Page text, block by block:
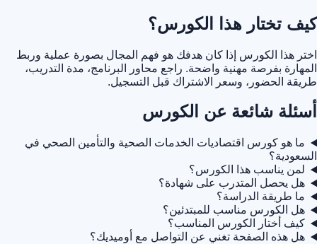
كيف تختار هذا الكورس؟
اختر هذا الكورس إذا كان هدفك هو فهم المجال بصورة عملية وربط
المهارة بفرصة مهنية واضحة. راجع محاور البرنامج، مدة التدريب،
طريقة الحضور، وسعر الاشتراك قبل التسجيل.
أسئلة شائعة عن الكورس
ما هو كورس اقتصاديات الخدمات الصحية والتأمين الصحي في
السعودية؟
لمن يناسب هذا الكورس؟
هل يحصل المتدرب على شهادة؟
ما طريقة الدراسة؟
هل الكورس مناسب للمبتدئين؟
كيف أختار الكورس المناسب؟
هل هذه الصفحة تغني عن التواصل مع أوميديك؟